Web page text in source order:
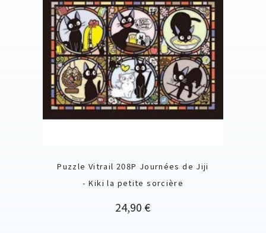
Puzzle Vitrail 208P Journées de Jiji
- Kiki la petite sorcière
Prix
24,90 €